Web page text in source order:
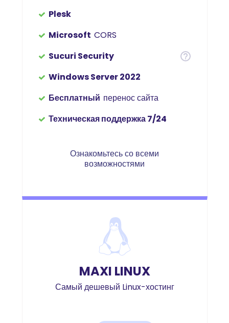
Plesk
Microsoft CORS
Sucuri Security
Windows Server 2022
Бесплатный перенос сайта
Техническая поддержка 7/24
Ознакомьтесь со всеми
возможностями
MAXI LINUX
Самый дешевый Linux-хостинг